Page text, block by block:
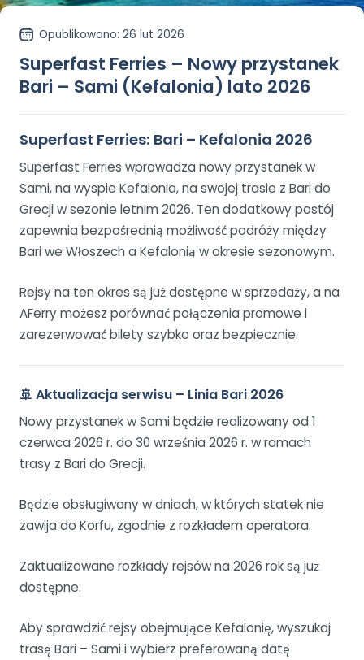
Opublikowano: 26 lut 2026
Superfast Ferries – Nowy przystanek
Bari – Sami (Kefalonia) lato 2026
Superfast Ferries: Bari – Kefalonia 2026
Superfast Ferries wprowadza nowy przystanek w
Sami, na wyspie Kefalonia, na swojej trasie z Bari do
Grecji w sezonie letnim 2026. Ten dodatkowy postój
zapewnia bezpośrednią możliwość podróży między
Bari we Włoszech a Kefalonią w okresie sezonowym.
Rejsy na ten okres są już dostępne w sprzedaży, a na
AFerry możesz porównać połączenia promowe i
zarezerwować bilety szybko oraz bezpiecznie.
🚢 Aktualizacja serwisu – Linia Bari 2026
Nowy przystanek w Sami będzie realizowany od 1
czerwca 2026 r. do 30 września 2026 r. w ramach
trasy z Bari do Grecji.
Będzie obsługiwany w dniach, w których statek nie
zawija do Korfu, zgodnie z rozkładem operatora.
Zaktualizowane rozkłady rejsów na 2026 rok są już
dostępne.
Aby sprawdzić rejsy obejmujące Kefalonię, wyszukaj
trasę Bari – Sami i wybierz preferowaną datę